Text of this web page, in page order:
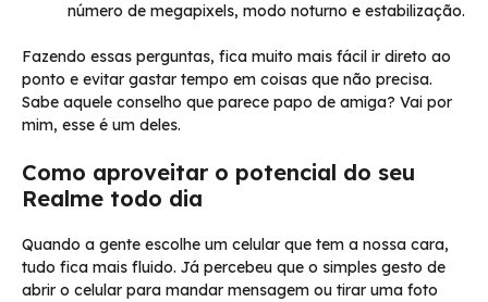
número de megapixels, modo noturno e estabilização.
Fazendo essas perguntas, fica muito mais fácil ir direto ao
ponto e evitar gastar tempo em coisas que não precisa.
Sabe aquele conselho que parece papo de amiga? Vai por
mim, esse é um deles.
Como aproveitar o potencial do seu
Realme todo dia
Quando a gente escolhe um celular que tem a nossa cara,
tudo fica mais fluido. Já percebeu que o simples gesto de
abrir o celular para mandar mensagem ou tirar uma foto